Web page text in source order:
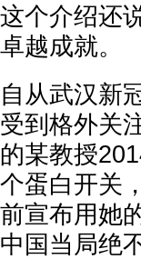
这个介绍还
卓越成就。
自从武汉新
受到格外关
的某教授
个蛋白开关
前宣布用她
中国当局绝